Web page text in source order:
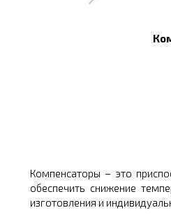
Компенсаторы – это
обеспечить снижение
изготовления и